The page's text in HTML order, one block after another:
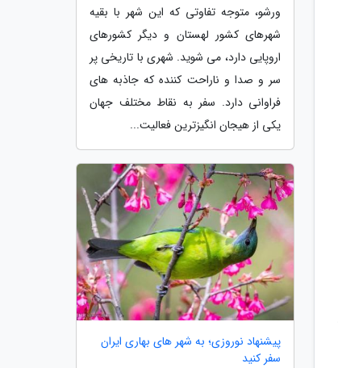
ورشو، متوجه تفاوتی که این شهر با بقیه
شهرهای کشور لهستان و دیگر کشورهای
اروپایی دارد، می شوید. شهری با تاریخی پر
سر و صدا و ناراحت کننده که جاذبه های
فراوانی دارد. سفر به نقاط مختلف جهان
یکی از هیجان انگیزترین فعالیت...
پیشنهاد نوروزی؛ به شهر های بهاری ایران
سفر کنید